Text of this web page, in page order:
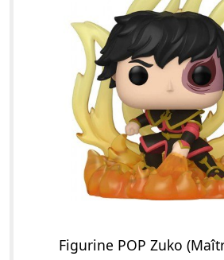
Figurine POP Zuko